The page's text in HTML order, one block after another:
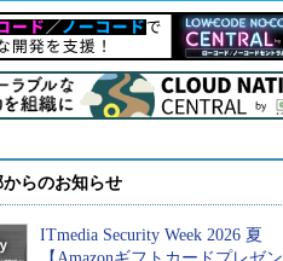
らのお知らせ
ITmedia Security Week 2026 夏